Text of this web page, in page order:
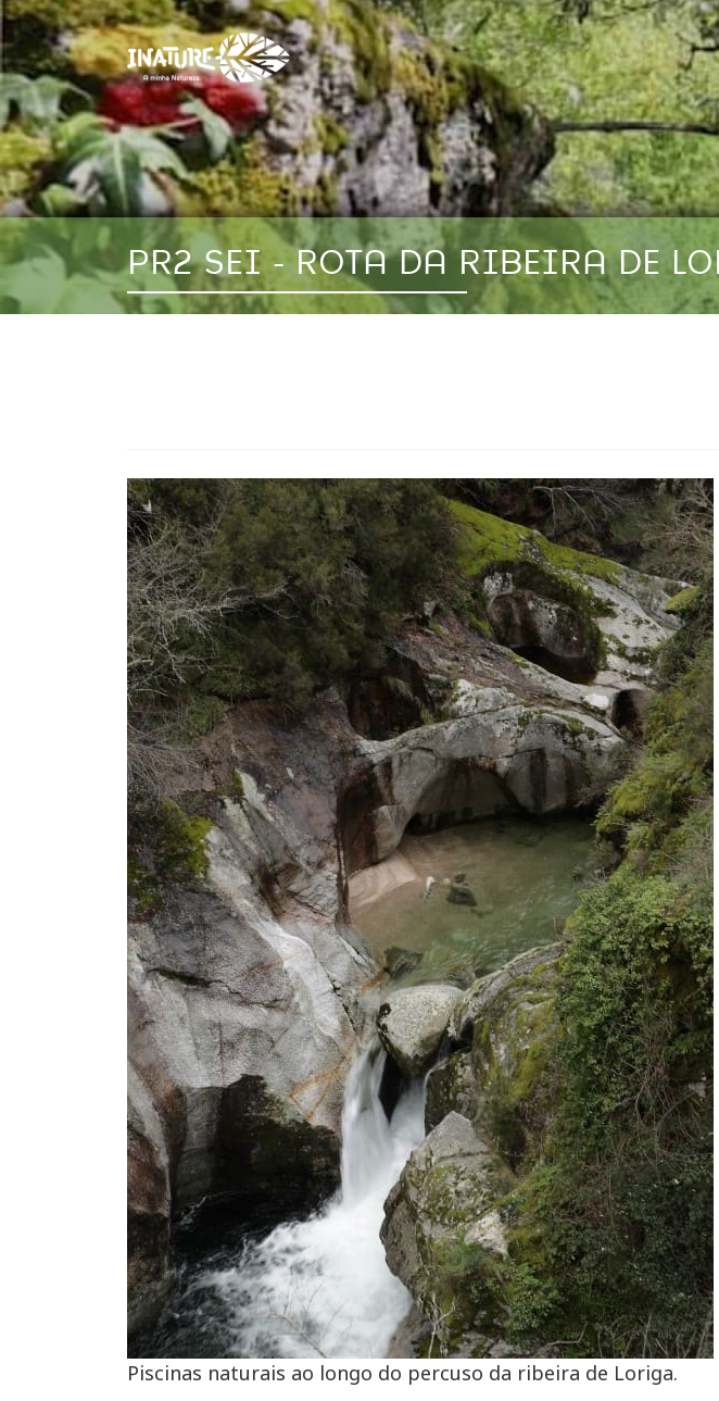
PR2 SEI - ROTA DA RIBEIRA DE
Piscinas naturais ao longo do percuso da ribeira de Loriga.